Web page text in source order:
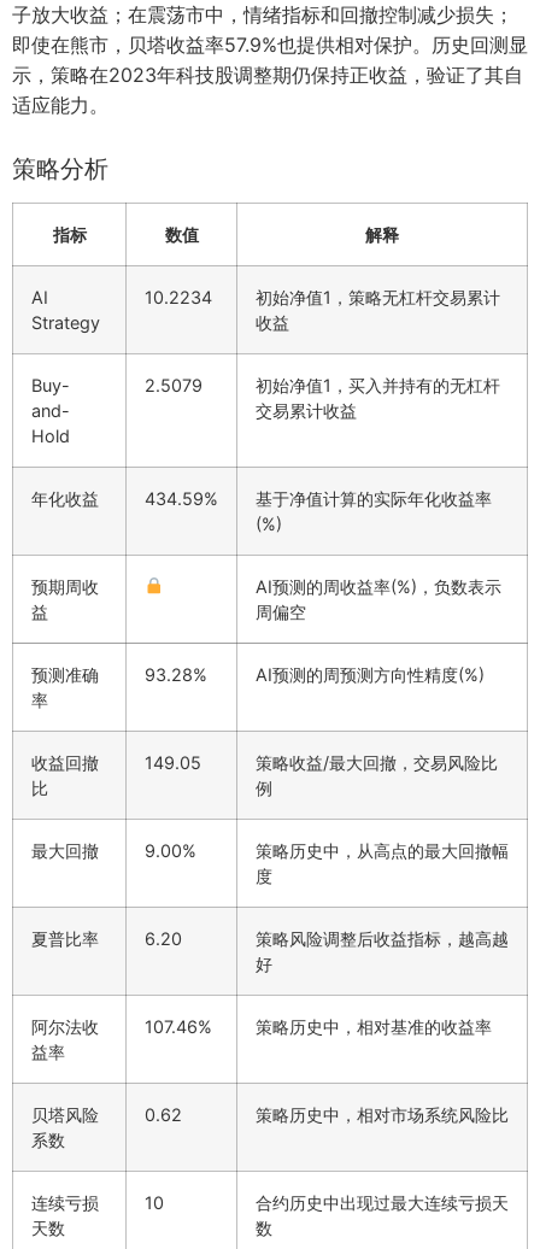
子放大收益；在震荡市中，情绪指标和回撤控制减少损失；
即使在熊市，贝塔收益率57.9%也提供相对保护。历史回测显
示，策略在2023年科技股调整期仍保持正收益，验证了其自
适应能力。
策略分析
指标 数值 解释
AI
Strategy
10.2234
初始净值1，策略无杠杆交易累计
收益
Buy-
and-
Hold
2.5079
初始净值1，买入并持有的无杠杆
交易累计收益
年化收益 434.59%
基于净值计算的实际年化收益率
(%)
预期周收
益
AI预测的周收益率(%)，负数表示
周偏空
预测准确
率
93.28% AI预测的周预测方向性精度(%)
收益回撤
比
149.05
策略收益/最大回撤，交易风险比
例
最大回撤 9.00%
策略历史中，从高点的最大回撤幅
度
夏普比率 6.20
策略风险调整后收益指标，越高越
好
阿尔法收
益率
107.46% 策略历史中，相对基准的收益率
贝塔风险
系数
0.62 策略历史中，相对市场系统风险比
连续亏损
天数
10
合约历史中出现过最大连续亏损天
数